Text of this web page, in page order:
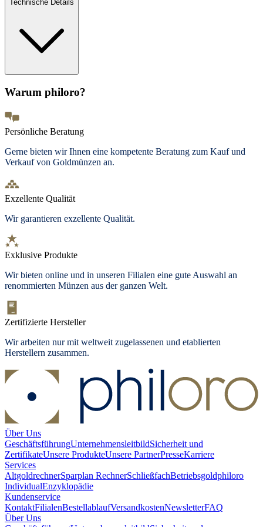
Technische Details
Warum philoro?
Persönliche Beratung
Gerne bieten wir Ihnen eine kompetente Beratung zum Kauf und
Verkauf von Goldmünzen an.
Exzellente Qualität
Wir garantieren exzellente Qualität.
Exklusive Produkte
Wir bieten online und in unseren Filialen eine gute Auswahl an
renommierten Münzen aus der ganzen Welt.
Zertifizierte Hersteller
Wir arbeiten nur mit weltweit zugelassenen und etablierten
Herstellern zusammen.
Über Uns
GeschäftsführungUnternehmensleitbildSicherheit und
ZertifikateUnsere ProdukteUnsere PartnerPresseKarriere
Services
AltgoldrechnerSparplan RechnerSchließfachBetriebsgoldphiloro
IndividualEnzyklopädie
Kundenservice
KontaktFilialenBestellablaufVersandkostenNewsletterFAQ
Über Uns